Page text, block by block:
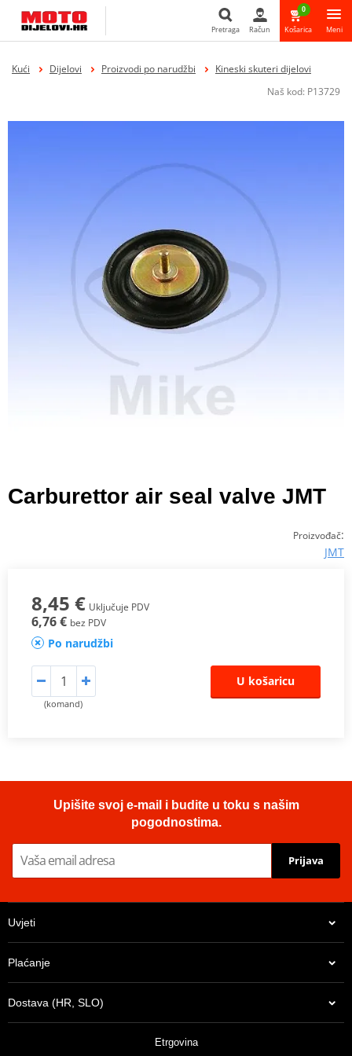
Pretraga
Pretraga Račun
0
Košarica Meni
Kući Dijelovi Proizvodi po narudžbi
Kineski skuteri dijelovi
Naš kod: P13729
Carburettor air seal valve JMT
Proizvođač:
JMT
8,45 € Uključuje PDV
6,76 € bez PDV
Po narudžbi
(komand)
U košaricu
Upišite svoj e-mail i budite u toku s našim
pogodnostima.
Prijava
Uvjeti
Plaćanje
Dostava (HR, SLO)
Etrgovina